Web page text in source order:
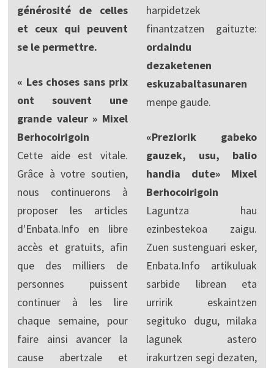
générosité de celles
et ceux qui peuvent
se le permettre.
« Les choses sans prix
ont souvent une
grande valeur » Mixel
Berhocoirigoin
Cette aide est vitale.
Grâce à votre soutien,
nous continuerons à
proposer les articles
d'Enbata.Info en libre
accès et gratuits, afin
que des milliers de
personnes puissent
continuer à les lire
chaque semaine, pour
faire ainsi avancer la
cause abertzale et
harpidetzek
finantzatzen gaituzte:
ordaindu
dezaketenen
eskuzabaltasunaren
menpe gaude.
«Preziorik gabeko
gauzek, usu, balio
handia dute» Mixel
Berhocoirigoin
Laguntza hau
ezinbestekoa zaigu.
Zuen sustenguari esker,
Enbata.Info artikuluak
sarbide librean eta
urririk eskaintzen
segituko dugu, milaka
lagunek astero
irakurtzen segi dezaten,